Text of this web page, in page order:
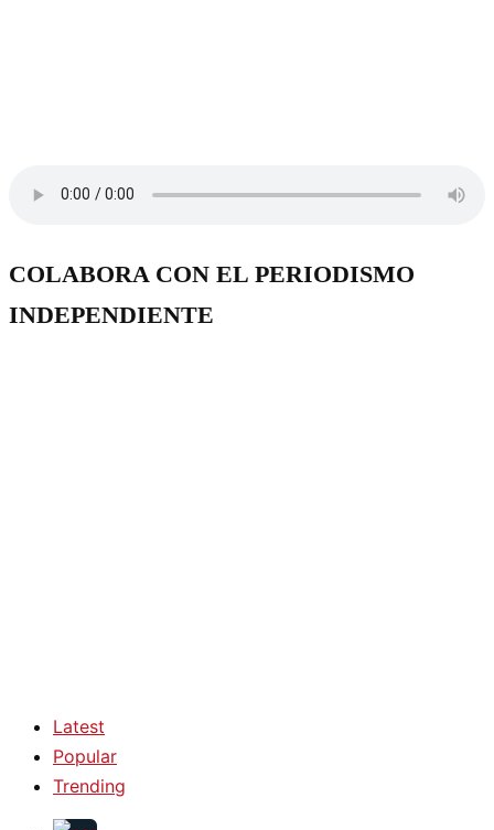
COLABORA CON EL PERIODISMO
INDEPENDIENTE
Latest
Popular
Trending